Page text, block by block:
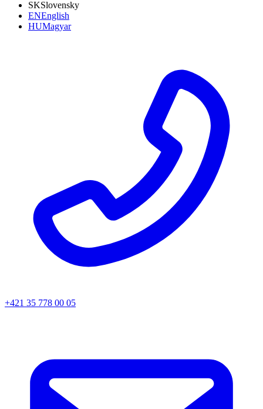
SKSlovensky
ENEnglish
HUMagyar
+421 35 778 00 05